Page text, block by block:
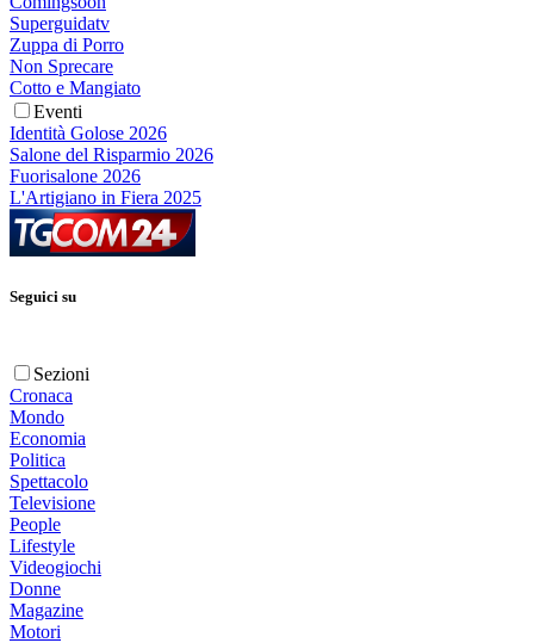
Superguidatv
Zuppa di Porro
Non Sprecare
Cotto e Mangiato
Eventi
Identità Golose 2026
Salone del Risparmio 2026
Fuorisalone 2026
L'Artigiano in Fiera 2025
Seguici su
Sezioni
Cronaca
Mondo
Economia
Politica
Spettacolo
Televisione
People
Lifestyle
Videogiochi
Donne
Magazine
Motori